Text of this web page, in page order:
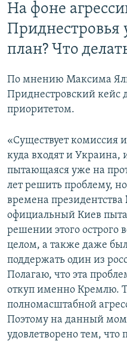
На фоне
Приднестровья
план? Что
По мнению Максима
Приднестровский кейс
приоритетом.
«Существует комиссия
куда входят и Украина,
пытающаяся уже на
лет решить проблему, но
времена президентства
официальный Киев
решении этого острого
целом, а также даже
поддержать один из
Полагаю, что эта
откуп именно Кремлю.
полномасштабной
Поэтому на данный
удовлетворено тем,